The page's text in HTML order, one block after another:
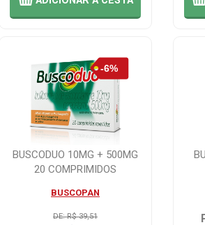
BUSCODUO 10MG + 500MG
20 COMPRIMIDOS
BUSCOPAN
DE: R$ 39,51